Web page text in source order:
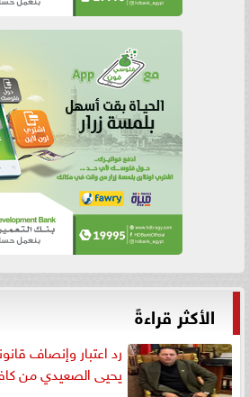
الأكثر قراءةً
رد اعتبار وإنصاف
يحيى الصعيدي من